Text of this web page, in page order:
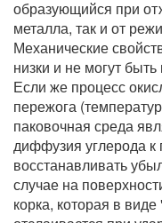
образующийся при
металла, так и от
Механические
низки и не могут
Если же процесс
пережога
паковочная среда
диффузия углерода к
восстанавливать
случае на
корка, которая в